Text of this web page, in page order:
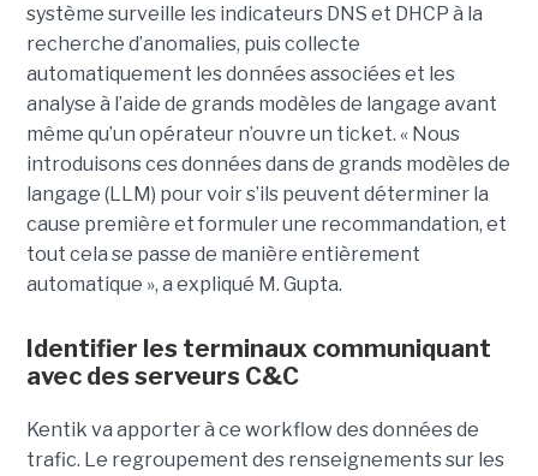
système surveille les indicateurs DNS et DHCP à la
recherche d’anomalies, puis collecte
automatiquement les données associées et les
analyse à l’aide de grands modèles de langage avant
même qu’un opérateur n’ouvre un ticket. « Nous
introduisons ces données dans de grands modèles de
langage (LLM) pour voir s’ils peuvent déterminer la
cause première et formuler une recommandation, et
tout cela se passe de manière entièrement
automatique », a expliqué M. Gupta.
Identifier les terminaux communiquant
avec des serveurs C&C
Kentik va apporter à ce workflow des données de
trafic. Le regroupement des renseignements sur les